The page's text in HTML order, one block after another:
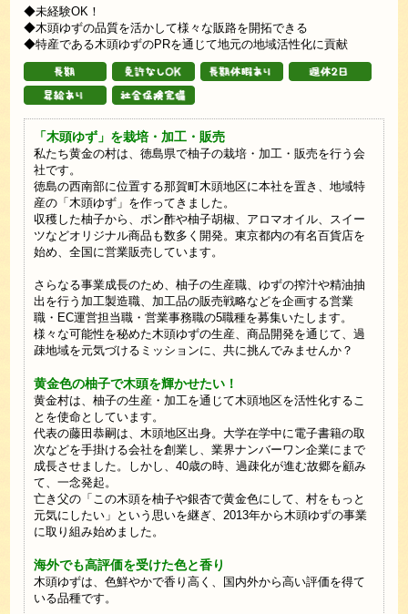
◆未経験OK！
◆木頭ゆずの品質を活かして様々な販路を開拓できる
◆特産である木頭ゆずのPRを通じて地元の地域活性化に貢献
「木頭ゆず」を栽培・加工・販売
私たち黄金の村は、徳島県で柚子の栽培・加工・販売を行う会
社です。
徳島の西南部に位置する那賀町木頭地区に本社を置き、地域特
産の「木頭ゆず」を作ってきました。
収穫した柚子から、ポン酢や柚子胡椒、アロマオイル、スイー
ツなどオリジナル商品も数多く開発。東京都内の有名百貨店を
始め、全国に営業販売しています。
さらなる事業成長のため、柚子の生産職、ゆずの搾汁や精油抽
出を行う加工製造職、加工品の販売戦略などを企画する営業
職・EC運営担当職・営業事務職の5職種を募集いたします。
様々な可能性を秘めた木頭ゆずの生産、商品開発を通じて、過
疎地域を元気づけるミッションに、共に挑んでみませんか？
黄金色の柚子で木頭を輝かせたい！
黄金村は、柚子の生産・加工を通じて木頭地区を活性化するこ
とを使命としています。
代表の藤田恭嗣は、木頭地区出身。大学在学中に電子書籍の取
次などを手掛ける会社を創業し、業界ナンバーワン企業にまで
成長させました。しかし、40歳の時、過疎化が進む故郷を顧み
て、一念発起。
亡き父の「この木頭を柚子や銀杏で黄金色にして、村をもっと
元気にしたい」という思いを継ぎ、2013年から木頭ゆずの事業
に取り組み始めました。
海外でも高評価を受けた色と香り
木頭ゆずは、色鮮やかで香り高く、国内外から高い評価を得て
いる品種です。